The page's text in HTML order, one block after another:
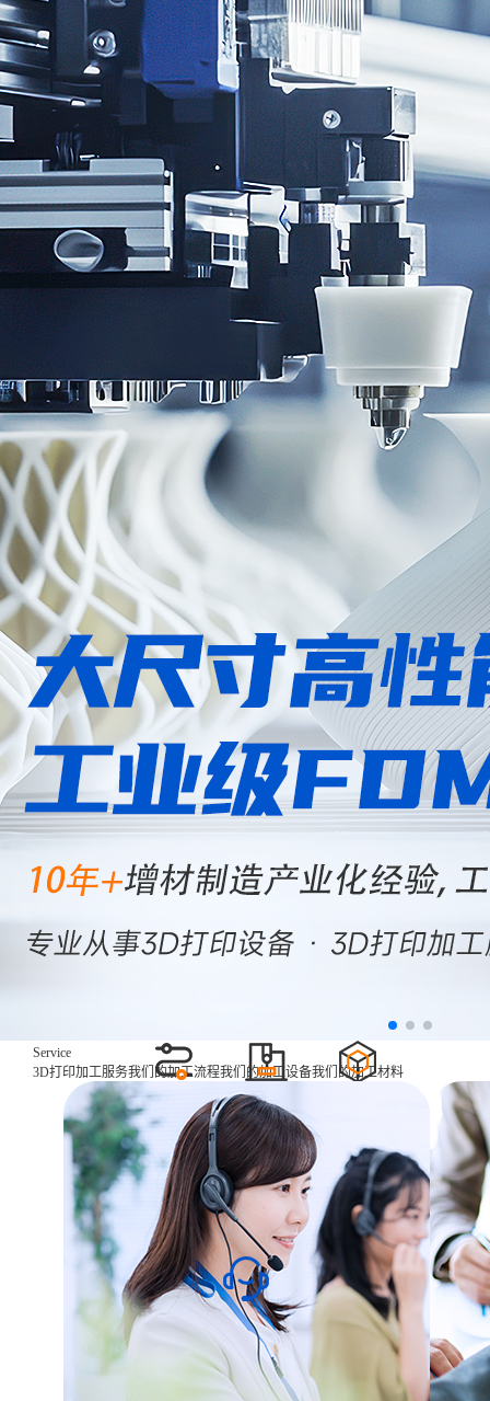
3D打印服
务
3D打印设
备
应用方
案
智能工
厂
新闻资
讯
关于光印
3D打印服务
3D打印设备
应用方案
智能工厂
新闻资讯
关于光印达
Service
3D打印加工服务我们的加工流程我们的加工设备我们的加工材料